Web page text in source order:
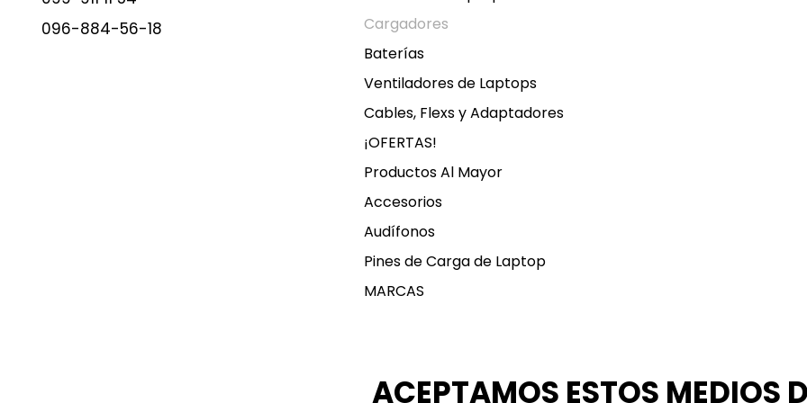
096-884-56-18
Cargadores
Baterías
Ventiladores de Laptops
Cables, Flexs y Adaptadores
¡OFERTAS!
Productos Al Mayor
Accesorios
Audífonos
Pines de Carga de Laptop
MARCAS
ACEPTAMOS ESTOS MEDIOS